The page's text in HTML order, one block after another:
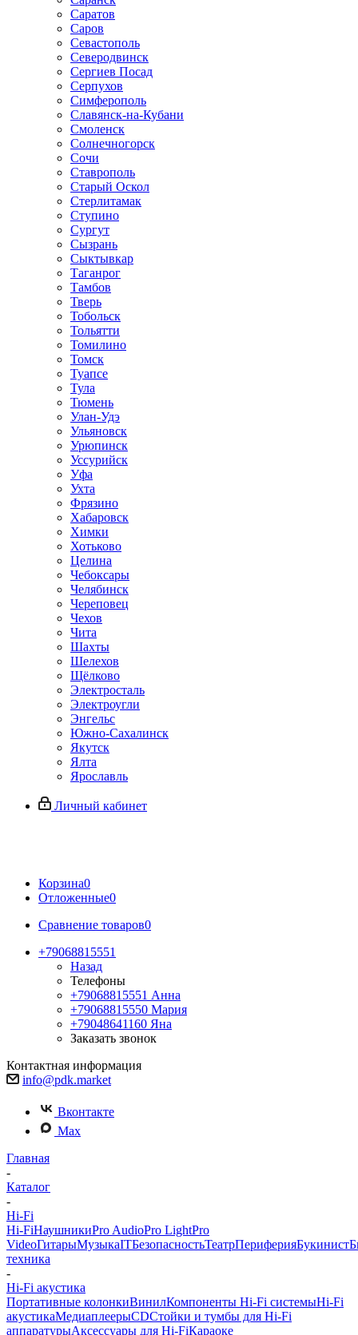
Саратов
Саров
Севастополь
Северодвинск
Сергиев Посад
Серпухов
Симферополь
Славянск-на-Кубани
Смоленск
Солнечногорск
Сочи
Ставрополь
Старый Оскол
Стерлитамак
Ступино
Сургут
Сызрань
Сыктывкар
Таганрог
Тамбов
Тверь
Тобольск
Тольятти
Томилино
Томск
Туапсе
Тула
Тюмень
Улан-Удэ
Ульяновск
Урюпинск
Уссурийск
Уфа
Ухта
Фрязино
Хабаровск
Химки
Хотьково
Целина
Чебоксары
Челябинск
Череповец
Чехов
Чита
Шахты
Шелехов
Щёлково
Электросталь
Электроугли
Энгельс
Южно-Сахалинск
Якутск
Ялта
Ярославль
Личный кабинет
Корзина0
Отложенные0
Сравнение товаров0
+79068815551
Назад
Телефоны
+79068815551 Анна
+79068815550 Мария
+79048641160 Яна
Заказать звонок
Контактная информация
info@pdk.market
Вконтакте
Max
Главная
-
Каталог
-
Hi-Fi
Hi-FiНаушникиPro AudioPro LightPro
VideoГитарыМузыкаITБезопасностьТеатрПериферияБукинист
техника
-
Hi-Fi акустика
Портативные колонкиВинилКомпоненты Hi-Fi системыHi-Fi
акустикаМедиаплеерыCDСтойки и тумбы для Hi-Fi
аппаратурыАксессуары для Hi-FiКараоке